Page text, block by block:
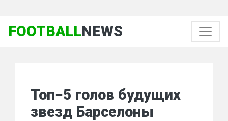
FOOTBALLNEWS
Топ−5 голов будущих
звезд Барселоны